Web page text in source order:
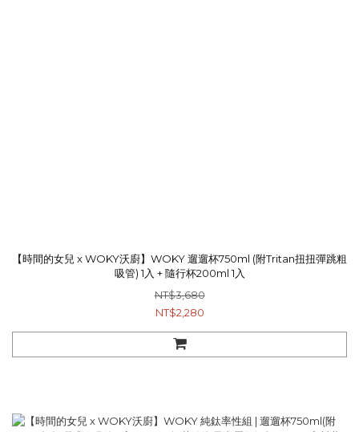
【時間的女兒 x WOKY沃廚】WOKY 遛遛杯750ml (附Tritan扭扭彈跳粗
吸管) 1入 + 隨行杯200ml 1入
NT$3,680
NT$2,280